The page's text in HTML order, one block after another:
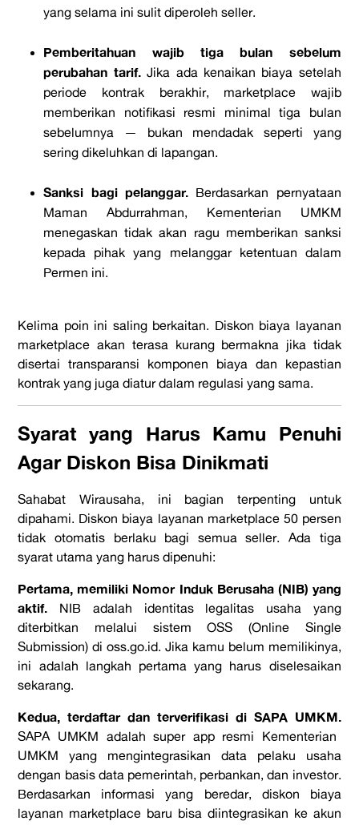
yang selama ini sulit diperoleh seller.
Pemberitahuan wajib tiga bulan sebelum
perubahan tarif.Jika ada kenaikan biaya setelah
periode kontrak berakhir, marketplace wajib
memberikan notifikasi resmi minimal tiga bulan
sebelumnya — bukan mendadak seperti yang
sering dikeluhkan di lapangan.
Sanksi bagi pelanggar. Berdasarkan pernyataan
Maman Abdurrahman, Kementerian UMKM
menegaskan tidak akan ragu memberikan sanksi
kepada pihak yang melanggar ketentuan dalam
Permen ini.
Kelima poin ini saling berkaitan. Diskon biaya layanan
marketplace akan terasa kurang bermakna jika tidak
disertai transparansi komponen biaya dan kepastian
kontrak yang juga diatur dalam regulasi yang sama.
Syarat yang Harus Kamu Penuhi
Agar Diskon Bisa Dinikmati
Sahabat Wirausaha, ini bagian terpenting untuk
dipahami. Diskon biaya layanan marketplace 50 persen
tidak otomatis berlaku bagi semua seller. Ada tiga
syarat utama yang harus dipenuhi:
Pertama, memiliki Nomor Induk Berusaha (NIB) yang
aktif. NIB adalah identitas legalitas usaha yang
diterbitkan melalui sistem OSS (Online Single
Submission) di oss.go.id. Jika kamu belum memilikinya,
ini adalah langkah pertama yang harus diselesaikan
sekarang.
Kedua, terdaftar dan terverifikasi di SAPA UMKM.
SAPA UMKM adalah super app resmi Kementerian
UMKM yang mengintegrasikan data pelaku usaha
dengan basis data pemerintah, perbankan, dan investor.
Berdasarkan informasi yang beredar, diskon biaya
layanan marketplace baru bisa diintegrasikan ke akun